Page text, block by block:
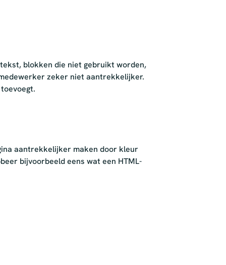
blokken die niet gebruikt worden,
zeker niet aantrekkelijker.
aantrekkelijker maken door kleur
bijvoorbeeld eens wat een HTML-